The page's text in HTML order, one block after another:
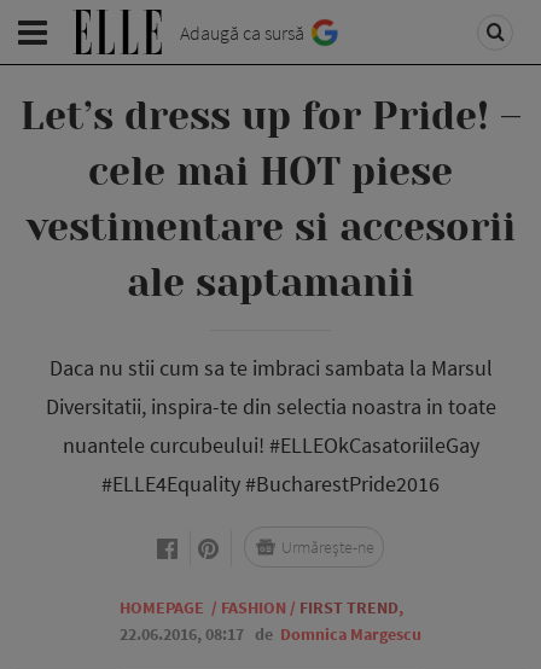
Adaugă ca sursă
Let’s dress up for Pride! –
cele mai HOT piese
vestimentare si accesorii
ale saptamanii
Daca nu stii cum sa te imbraci sambata la Marsul
Diversitatii, inspira-te din selectia noastra in toate
nuantele curcubeului! #ELLEOkCasatoriileGay
#ELLE4Equality #BucharestPride2016
HOMEPAGE / FASHION / FIRST TREND,
22.06.2016, 08:17 de Domnica Margescu
Urmărește-ne